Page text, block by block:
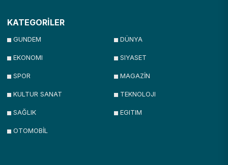
KATEGORİLER
GUNDEM DÜNYA
EKONOMI SIYASET
SPOR MAGAZİN
KULTUR SANAT TEKNOLOJI
SAĞLIK EGITIM
OTOMOBİL